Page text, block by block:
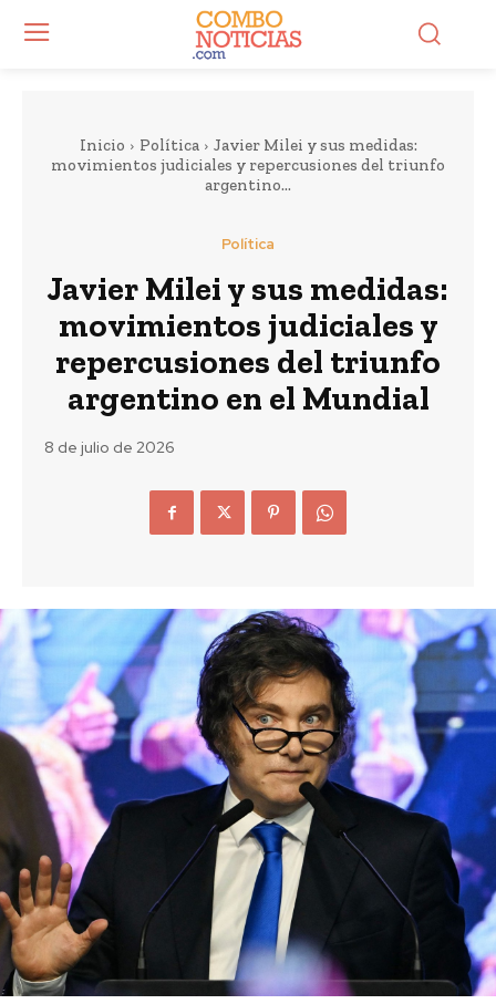
Inicio Política
Javier Milei y sus medidas:
movimientos judiciales y repercusiones del triunfo
argentino...
Política
Javier Milei y sus medidas:
movimientos judiciales y
repercusiones del triunfo
argentino en el Mundial
8 de julio de 2026